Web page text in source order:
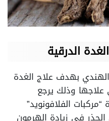
الدرقية
بهدف علاج الغدة
علاجها وذلك يرجع
الفلافونويد”
في زيادة الهرمون